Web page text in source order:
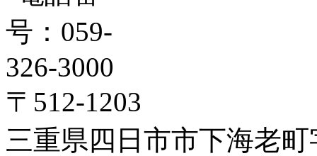
〒512-1203
三重県四日市市下海老町